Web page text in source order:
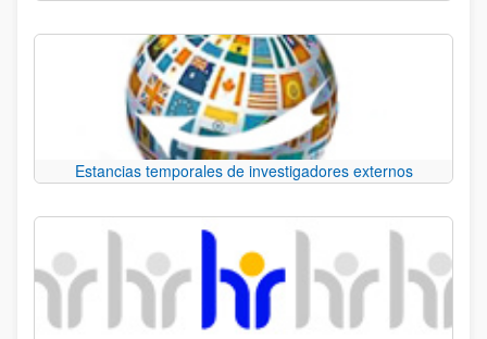
Estancias temporales de investigadores externos